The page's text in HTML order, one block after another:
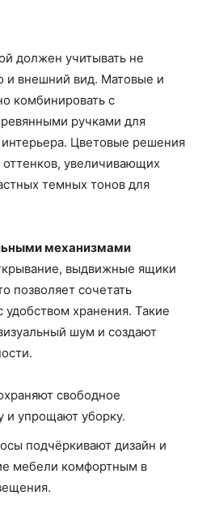
должен учитывать не
и внешний вид. Матовые и
комбинировать с
ручками для
Цветовые решения
оттенков, увеличивающих
темных тонов для
механизмами
выдвижные ящики
позволяет сочетать
хранения. Такие
шум и создают
свободное
и упрощают уборку.
подчёркивают дизайн и
мебели комфортным в